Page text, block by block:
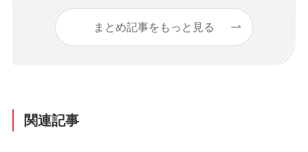
まとめ記事をもっと見る
関連記事